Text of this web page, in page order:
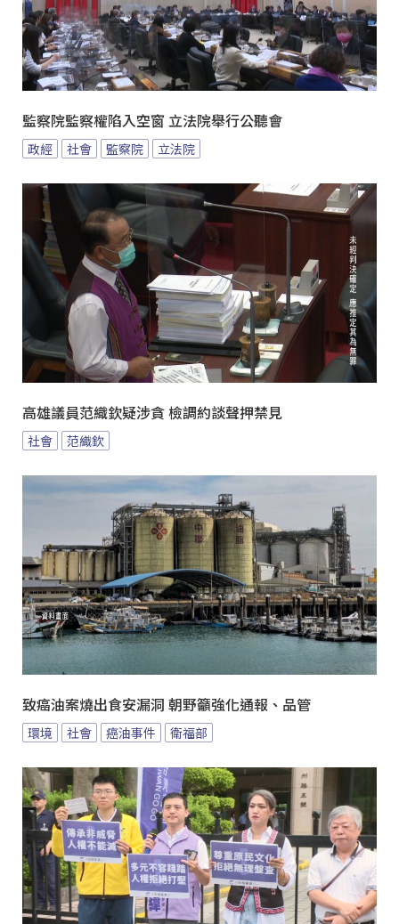
監察院監察權陷入空窗 立法院舉行公聽會
政經 社會 監察院 立法院
高雄議員范織欽疑涉貪 檢調約談聲押禁見
社會 范織欽
致癌油案燒出食安漏洞 朝野籲強化通報、品管
環境 社會 癌油事件 衛福部